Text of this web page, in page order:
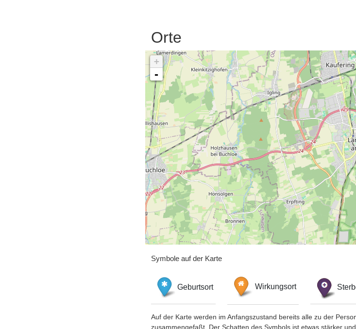
Orte
+
-
Symbole auf der Karte
Geburtsort Wirkungsort
Auf der Karte werden im Anfangszustand bereits alle zu der
zusammengefaßt. Der Schatten des Symbols ist etwas stärker